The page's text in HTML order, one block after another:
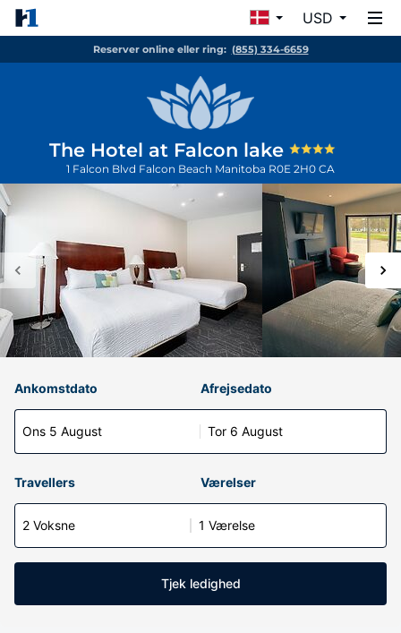
USD
Reserver online eller ring: (855) 334-6659
The Hotel at Falcon lake
1 Falcon Blvd Falcon Beach Manitoba R0E 2H0 CA
Ankomstdato
Ons 5 August
Afrejsedato
Tor 6 August
Travellers Værelser
2 Voksne 1 Værelse
Tjek ledighed